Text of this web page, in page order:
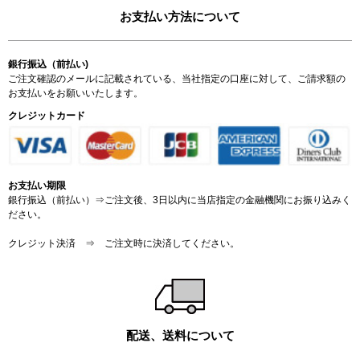
お支払い方法について
銀行振込（前払い)
ご注文確認のメールに記載されている、当社指定の口座に対して、ご請求額の
お支払いをお願いいたします。
クレジットカード
お支払い期限
銀行振込（前払い）⇒ご注文後、3日以内に当店指定の金融機関にお振り込みく
ださい。
クレジット決済 ⇒ ご注文時に決済してください。
配送、送料について